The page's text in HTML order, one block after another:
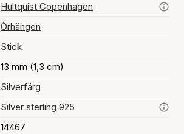
Hultquist Copenhagen
Örhängen
Stick
13 mm (1,3 cm)
Silverfärg
Silver sterling 925
14467